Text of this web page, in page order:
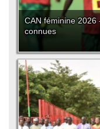
CAN féminine 2026
connues